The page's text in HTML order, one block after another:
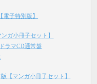
子特別版】
ガ小冊子セット】
ラマCD通常盤
【マンガ小冊子セット】